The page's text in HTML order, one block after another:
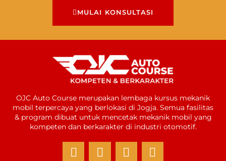
MULAI KONSULTASI
OJC Auto Course merupakan lembaga kursus mekanik
mobil terpercaya yang berlokasi di Jogja. Semua fasilitas
& program dibuat untuk mencetak mekanik mobil yang
kompeten dan berkarakter di industri otomotif.